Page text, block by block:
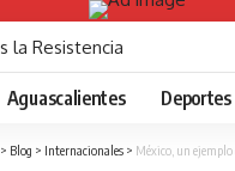
Aguascalientes Deportes
> Blog > Internacionales > México, un ejemplo de